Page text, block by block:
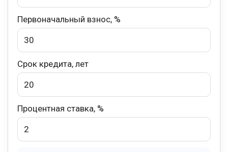
Первоначальный взнос, %
Срок кредита, лет
Процентная ставка, %